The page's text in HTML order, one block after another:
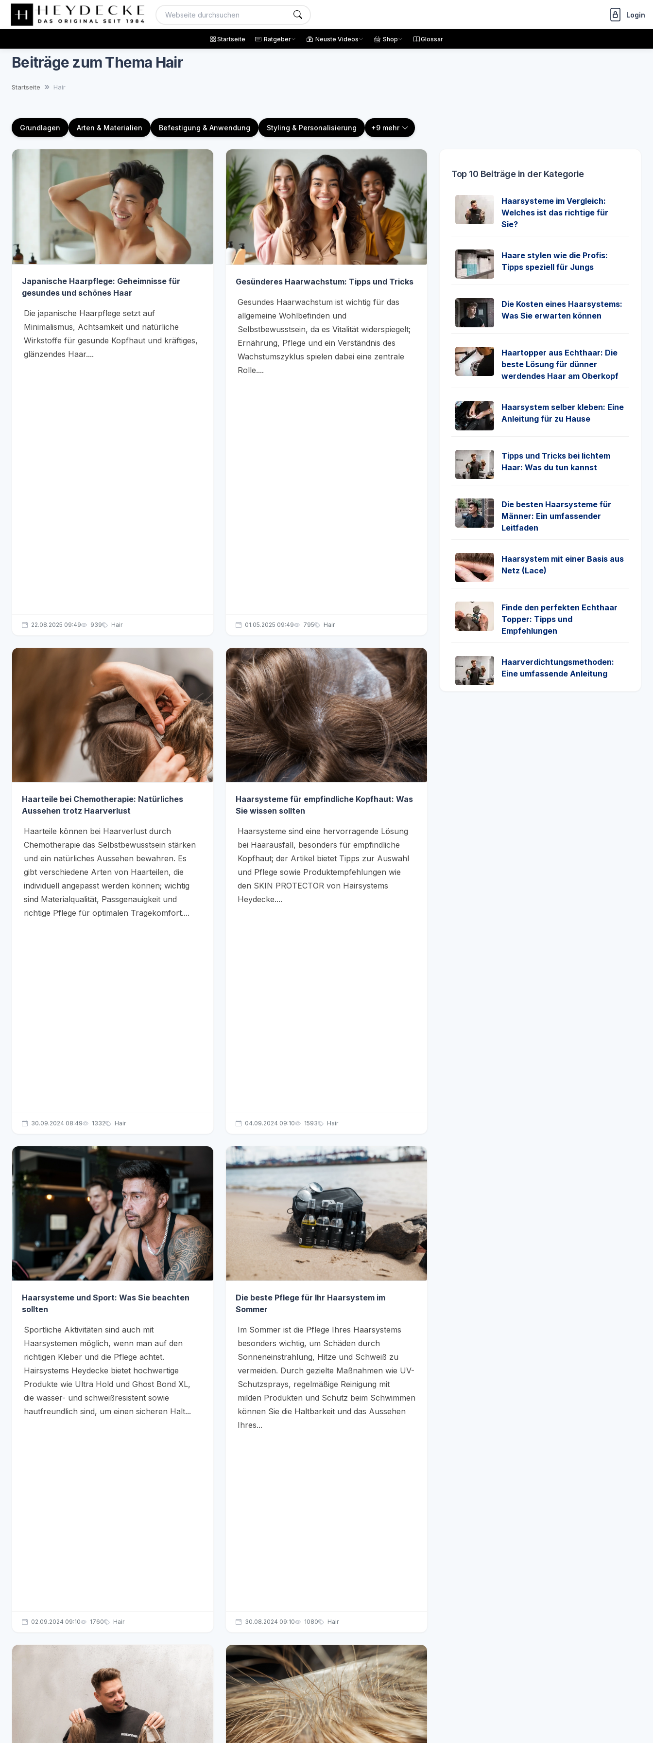
Login
Startseite Ratgeber Neuste Videos Shop Glossar
Beiträge zum Thema Hair
Startseite Hair
Grundlagen Arten & Materialien Befestigung & Anwendung Styling & Personalisierung +9 mehr
Japanische Haarpflege: Geheimnisse für
gesundes und schönes Haar
Die japanische Haarpflege setzt auf
Minimalismus, Achtsamkeit und natürliche
Wirkstoffe für gesunde Kopfhaut und kräftiges,
glänzendes Haar....
22.08.2025 09:49 939 Hair
Gesünderes Haarwachstum: Tipps und Tricks
Gesundes Haarwachstum ist wichtig für das
allgemeine Wohlbefinden und
Selbstbewusstsein, da es Vitalität widerspiegelt;
Ernährung, Pflege und ein Verständnis des
Wachstumszyklus spielen dabei eine zentrale
Rolle....
01.05.2025 09:49 795 Hair
Haarteile bei Chemotherapie: Natürliches
Aussehen trotz Haarverlust
Haarteile können bei Haarverlust durch
Chemotherapie das Selbstbewusstsein stärken
und ein natürliches Aussehen bewahren. Es
gibt verschiedene Arten von Haarteilen, die
individuell angepasst werden können; wichtig
sind Materialqualität, Passgenauigkeit und
richtige Pflege für optimalen Tragekomfort....
30.09.2024 08:49 1332 Hair
Haarsysteme für empfindliche Kopfhaut: Was
Sie wissen sollten
Haarsysteme sind eine hervorragende Lösung
bei Haarausfall, besonders für empfindliche
Kopfhaut; der Artikel bietet Tipps zur Auswahl
und Pflege sowie Produktempfehlungen wie
den SKIN PROTECTOR von Hairsystems
Heydecke....
04.09.2024 09:10 1593 Hair
Haarsysteme und Sport: Was Sie beachten
sollten
Sportliche Aktivitäten sind auch mit
Haarsystemen möglich, wenn man auf den
richtigen Kleber und die Pflege achtet.
Hairsystems Heydecke bietet hochwertige
Produkte wie Ultra Hold und Ghost Bond XL,
die wasser- und schweißresistent sowie
hautfreundlich sind, um einen sicheren Halt...
02.09.2024 09:10 1760 Hair
Die beste Pflege für Ihr Haarsystem im
Sommer
Im Sommer ist die Pflege Ihres Haarsystems
besonders wichtig, um Schäden durch
Sonneneinstrahlung, Hitze und Schweiß zu
vermeiden. Durch gezielte Maßnahmen wie UV-
Schutzsprays, regelmäßige Reinigung mit
milden Produkten und Schutz beim Schwimmen
können Sie die Haltbarkeit und das Aussehen
Ihres...
30.08.2024 09:10 1080 Hair
Top 10 Beiträge in der Kategorie
Haarsysteme im Vergleich:
Welches ist das richtige für
Sie?
Haare stylen wie die Profis:
Tipps speziell für Jungs
Die Kosten eines Haarsystems:
Was Sie erwarten können
Haartopper aus Echthaar: Die
beste Lösung für dünner
werdendes Haar am Oberkopf
Haarsystem selber kleben: Eine
Anleitung für zu Hause
Tipps und Tricks bei lichtem
Haar: Was du tun kannst
Die besten Haarsysteme für
Männer: Ein umfassender
Leitfaden
Haarsystem mit einer Basis aus
Netz (Lace)
Finde den perfekten Echthaar
Topper: Tipps und
Empfehlungen
Haarverdichtungsmethoden:
Eine umfassende Anleitung